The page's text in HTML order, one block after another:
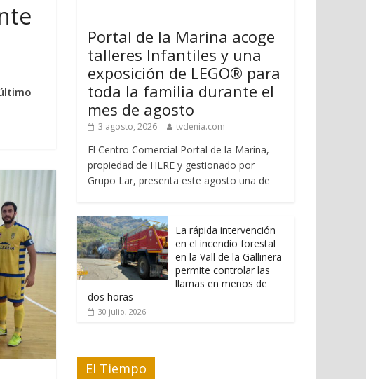
Portal de la Marina acoge
talleres Infantiles y una
exposición de LEGO® para
toda la familia durante el
mes de agosto
3 agosto, 2026 tvdenia.com
El Centro Comercial Portal de la Marina,
propiedad de HLRE y gestionado por
Grupo Lar, presenta este agosto una de
La rápida intervención
en el incendio forestal
en la Vall de la Gallinera
permite controlar las
llamas en menos de
dos horas
30 julio, 2026
El Tiempo